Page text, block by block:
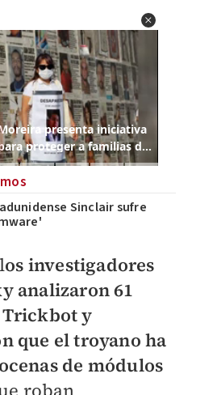
Sinclair sufre
os investigadores
analizaron 61
y
que el troyano ha
de módulos